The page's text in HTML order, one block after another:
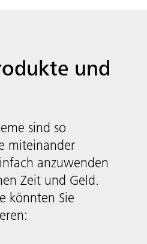
und
sind so
miteinander
anzuwenden
Zeit und Geld.
könnten Sie